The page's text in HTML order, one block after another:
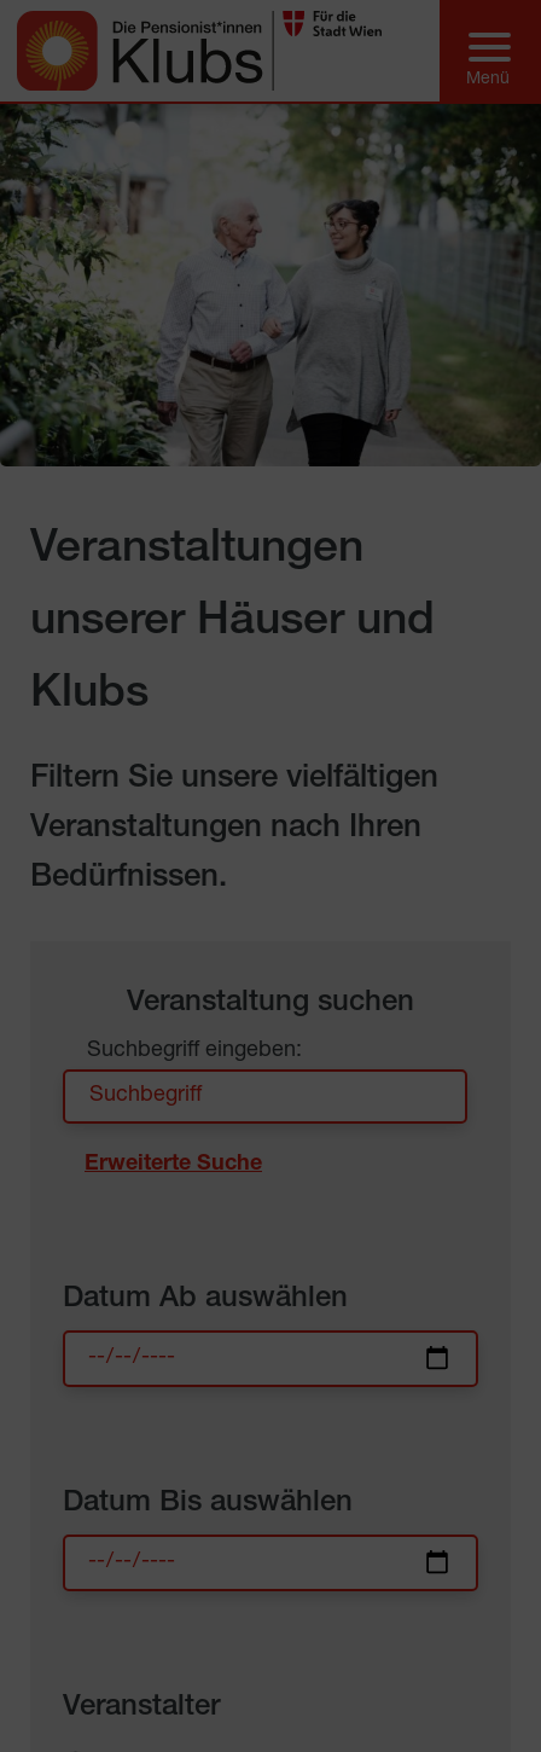
Veranstaltungen
unserer Häuser und
Klubs
Filtern Sie unsere vielfältigen
Veranstaltungen nach Ihren
Bedürfnissen.
Veranstaltung suchen
Suchbegriff eingeben:
Erweiterte Suche
Datum Ab auswählen
Datum Bis auswählen
Veranstalter